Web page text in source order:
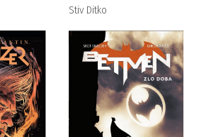
Stiv Ditko